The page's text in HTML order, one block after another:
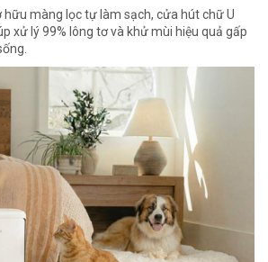
hữu màng lọc tự làm sạch, cửa hút chữ U
xử lý 99% lông tơ và khử mùi hiệu quả gấp